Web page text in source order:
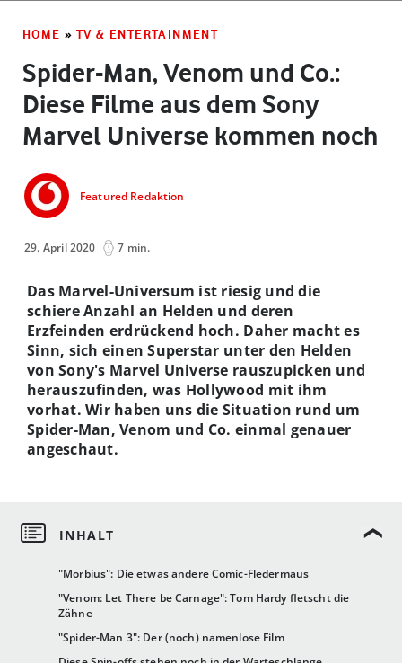
HOME » TV & ENTERTAINMENT
Spider-Man, Venom und Co.:
Diese Filme aus dem Sony
Marvel Universe kommen noch
Featured Redaktion
29. April 2020 7 min.
"Morbius": Die etwas andere Comic-Fledermaus
"Venom: Let There be Carnage": Tom Hardy fletscht die
Zähne
"Spider-Man 3": Der (noch) namenlose Film
Das Marvel-Universum ist riesig und die
schiere Anzahl an Helden und deren
Erzfeinden erdrückend hoch. Daher macht es
Sinn, sich einen Superstar unter den Helden
von Sony's Marvel Universe rauszupicken und
herauszufinden, was Hollywood mit ihm
vorhat. Wir haben uns die Situation rund um
Spider-Man, Venom und Co. einmal genauer
angeschaut.